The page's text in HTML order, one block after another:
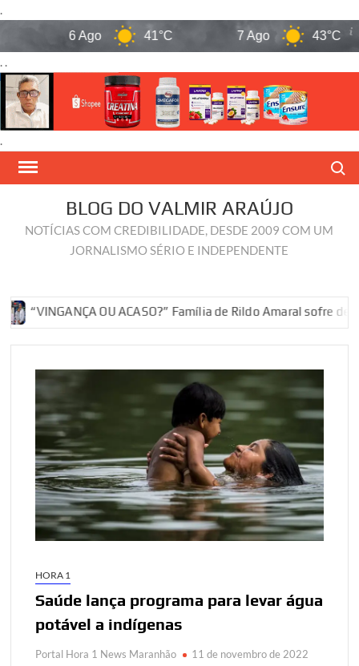
.
6 Ago 41°C 7 Ago 43°C
. .
.
Skip
BLOG DO VALMIR ARAÚJO
NOTÍCIAS COM CREDIBILIDADE, DESDE 2009 COM UM
JORNALISMO SÉRIO E INDEPENDENTE
“VINGANÇA OU ACASO?” Família de Rildo Amaral sofre
HORA 1
Saúde lança programa para levar água
potável a indígenas
Portal Hora 1 News Maranhão 11 de novembro de 2022